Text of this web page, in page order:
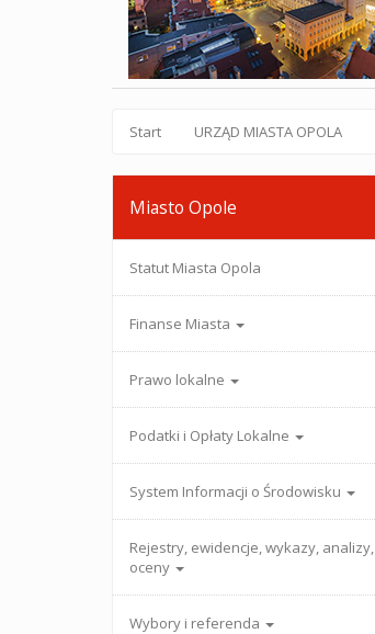
Start URZĄD MIASTA OPOLA
Miasto Opole
Statut Miasta Opola
Finanse Miasta
Prawo lokalne
Podatki i Opłaty Lokalne
System Informacji o Środowisku
Rejestry, ewidencje, wykazy, analizy,
oceny
Wybory i referenda